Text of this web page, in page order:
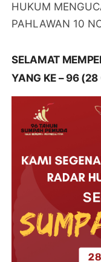
HUKUM
PAHLAWAN 10
SELAMAT
YANG KE – 96